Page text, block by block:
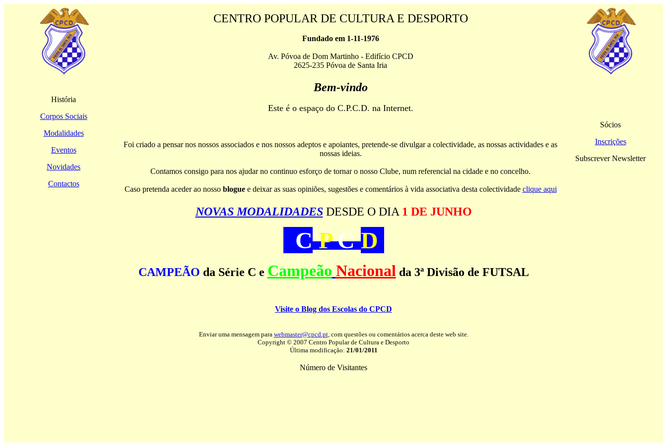
CENTRO POPULAR DE CULTURA E DESPORTO
Fundado em 1-11-1976
Av. Póvoa de Dom Martinho - Edifício CPCD
2625-235 Póvoa de Santa Iria
História
Corpos Sociais
Modalidades
Eventos
Novidades
Contactos
Bem-vindo
Este é o espaço do C.P.C.D. na Internet.
Foi criado a pensar nos nossos associados e nos nossos adeptos e apoiantes, pretende-se divulgar a colectividade, as nossas actividades e as
nossas ideias.
Contamos consigo para nos ajudar no continuo esforço de tornar o nosso Clube, num referencial na cidade e no concelho.
Caso pretenda aceder ao nosso bloguee deixar as suas opiniões, sugestões e comentários à vida associativa desta colectividade clique aqui
Sócios
Inscrições
Subscrever Newsletter
NOVAS MODALIDADESDESDE O DIA 1 DE JUNHO
CPCD
CAMPEÃO da Série C e Campeão Nacional da 3ª Divisão de FUTSAL
Visite o Blog dos Escolas do CPCD
Enviar uma mensagem para webmaster@cpcd.pt, com questões ou comentários acerca deste web site.
Copyright © 2007 Centro Popular de Cultura e Desporto
Última modificação: 21/01/2011
Número de Visitantes